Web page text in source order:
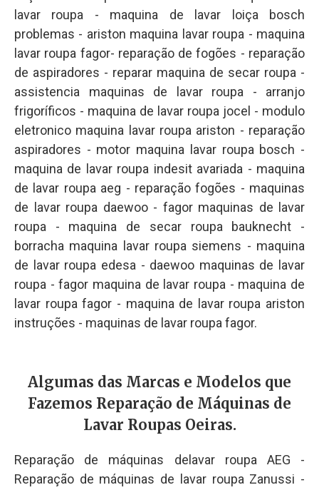
lavar roupa - maquina de lavar loiça bosch
problemas - ariston maquina lavar roupa - maquina
lavar roupa fagor- reparação de fogões - reparação
de aspiradores - reparar maquina de secar roupa -
assistencia maquinas de lavar roupa - arranjo
frigoríficos - maquina de lavar roupa jocel - modulo
eletronico maquina lavar roupa ariston - reparação
aspiradores - motor maquina lavar roupa bosch -
maquina de lavar roupa indesit avariada - maquina
de lavar roupa aeg - reparação fogões - maquinas
de lavar roupa daewoo - fagor maquinas de lavar
roupa - maquina de secar roupa bauknecht -
borracha maquina lavar roupa siemens - maquina
de lavar roupa edesa - daewoo maquinas de lavar
roupa - fagor maquina de lavar roupa - maquina de
lavar roupa fagor - maquina de lavar roupa ariston
instruções - maquinas de lavar roupa fagor.
Algumas das Marcas e Modelos que
Fazemos Reparação de Máquinas de
Lavar Roupas Oeiras.
Reparação de máquinas delavar roupa AEG -
Reparação de máquinas de lavar roupa Zanussi -